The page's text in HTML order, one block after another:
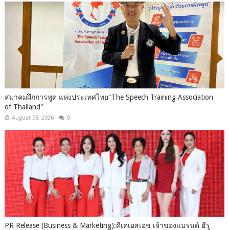
สมาคมฝึกการพูด แห่งประเทศไทย"The Speech Training Association
of Thailand"
August 08, 2026 0
PR Release (Business & Marketing):ดีเคเอสเอช เจ้าของแบรนด์ ฮีรู